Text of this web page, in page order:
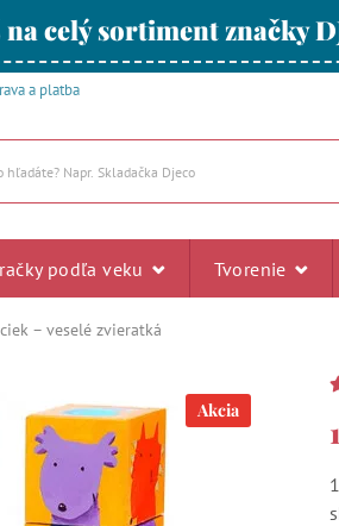
na celý sortiment značky
a platba
podľa veku Tvorenie
– veselé zvieratká
Akcia